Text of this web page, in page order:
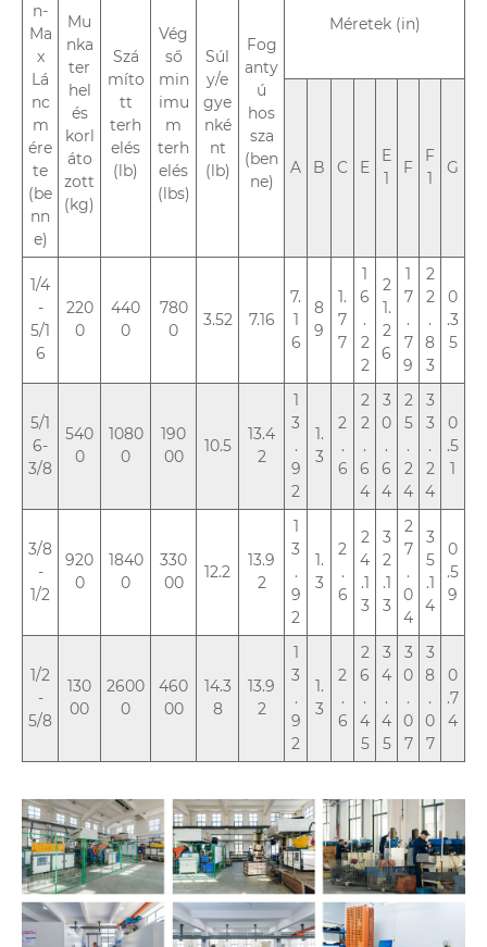
n-
Ma
x
Lá
nc
m
ére
te
(be
nn
e)
Mu
nka
ter
hel
és
korl
áto
zott
(kg)
Szá
míto
tt
terh
elés
(lb)
Vég
ső
min
imu
m
terh
elés
(lbs)
Súl
y/e
gye
nké
nt
(lb)
Fog
anty
ú
hos
sza
(ben
ne)
Méretek (in)
A B C E
E
1
F
F
1
G
1/4
-
5/1
6
220
0
440
0
780
0
3.52 7.16
7.
1
6
8
9
1.
7
7
1
6
.
2
2
2
1.
2
6
1
7
.
7
9
2
2
.
8
3
0
.3
5
5/1
6-
3/8
540
0
1080
0
190
00
10.5
13.4
2
1
3
.
9
2
1.
3
2
.
6
2
2
.
6
4
3
0
.
6
4
2
5
.
2
4
3
3
.
2
4
0
.5
1
3/8
-
1/2
920
0
1840
0
330
00
12.2
13.9
2
1
3
.
9
2
1.
3
2
.
6
2
4
.1
3
3
2
.1
3
2
7
.
0
4
3
5
.1
4
0
.5
9
1/2
-
5/8
130
00
2600
0
460
00
14.3
8
13.9
2
1
3
.
9
2
1.
3
2
.
6
2
6
.
4
5
3
4
.
4
5
3
0
.
0
7
3
8
.
0
7
0
.7
4